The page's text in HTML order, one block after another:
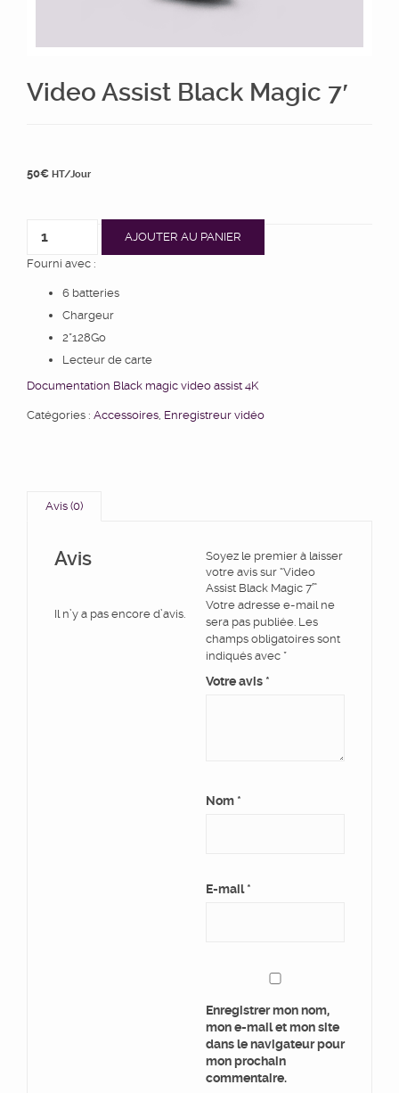
Video Assist Black Magic 7′
50€ HT/Jour
AJOUTER AU PANIER
Fourni avec :
6 batteries
Chargeur
2*128Go
Lecteur de carte
Documentation Black magic video assist 4K
Catégories : Accessoires Enregistreur vidéo
Avis (0)
Avis
Il n’y a pas encore d’avis.
Soyez le premier à laisser
votre avis sur “Video
Assist Black Magic 7′”
Votre adresse e-mail ne
sera pas publiée. Les
champs obligatoires sont
indiqués avec *
Votre avis *
Nom *
E-mail*
Enregistrer mon nom,
mon e-mail et mon site
dans le navigateur pour
mon prochain
commentaire.